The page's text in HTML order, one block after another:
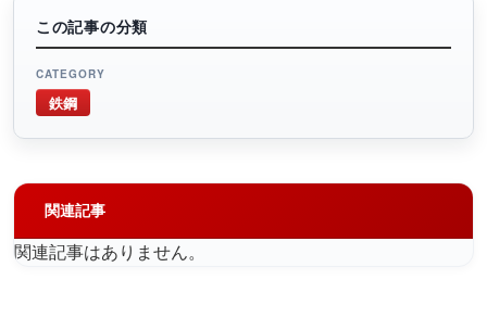
この記事の分類
CATEGORY
鉄鋼
関連記事
関連記事はありません。